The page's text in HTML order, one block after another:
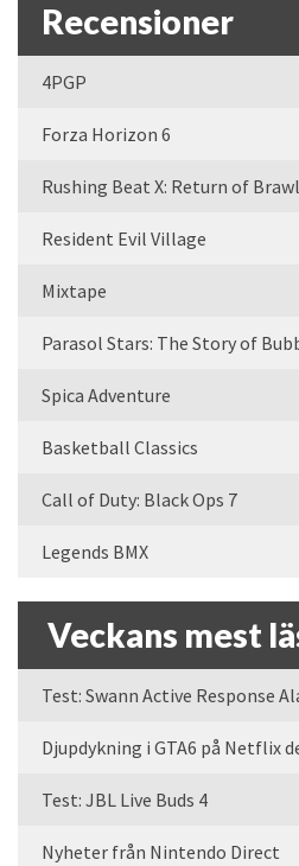
Recensioner
4PGP
Forza Horizon 6
Rushing Beat X: Return of
Resident Evil Village
Mixtape
Parasol Stars: The Story of
Spica Adventure
Basketball Classics
Call of Duty: Black Ops 7
Legends BMX
Veckans mest
Test: Swann Active Response
Djupdykning i GTA6 på Netflix
Test: JBL Live Buds 4
Nyheter från Nintendo Direct